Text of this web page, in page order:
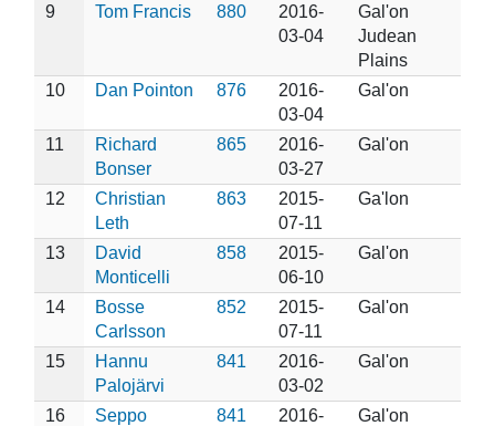
9
Tom Francis 880
2016-
03-04
Gal'on
Judean
Plains
10
Dan Pointon 876
2016-
03-04
Gal'on
11
Richard
Bonser
865
2016-
03-27
Gal'on
12
Christian
Leth
863
2015-
07-11
Ga'lon
13
David
Monticelli
858
2015-
06-10
Gal'on
14
Bosse
Carlsson
852
2015-
07-11
Gal'on
15
Hannu
Palojärvi
841
2016-
03-02
Gal'on
16
Seppo
841
2016-
Gal'on